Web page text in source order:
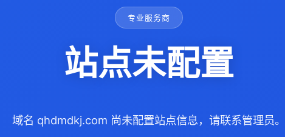
专业服务商
站点未配置
域名 qhdmdkj.com 尚未配置站点信息，请联系管理员。